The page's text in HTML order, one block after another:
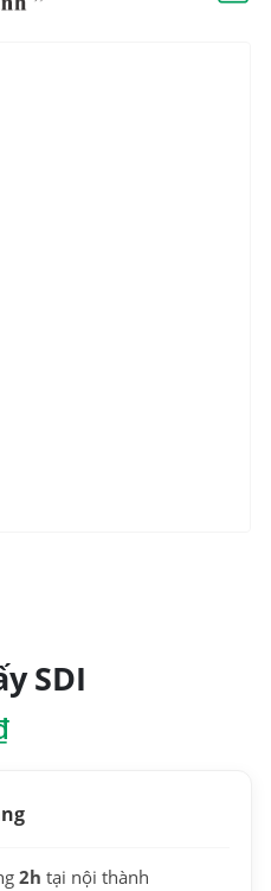
SDI
Khoảng
14.000 ₫
đến
20.000 ₫
2h tại nội thành